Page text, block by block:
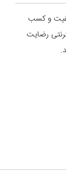
و کسب
رضایت